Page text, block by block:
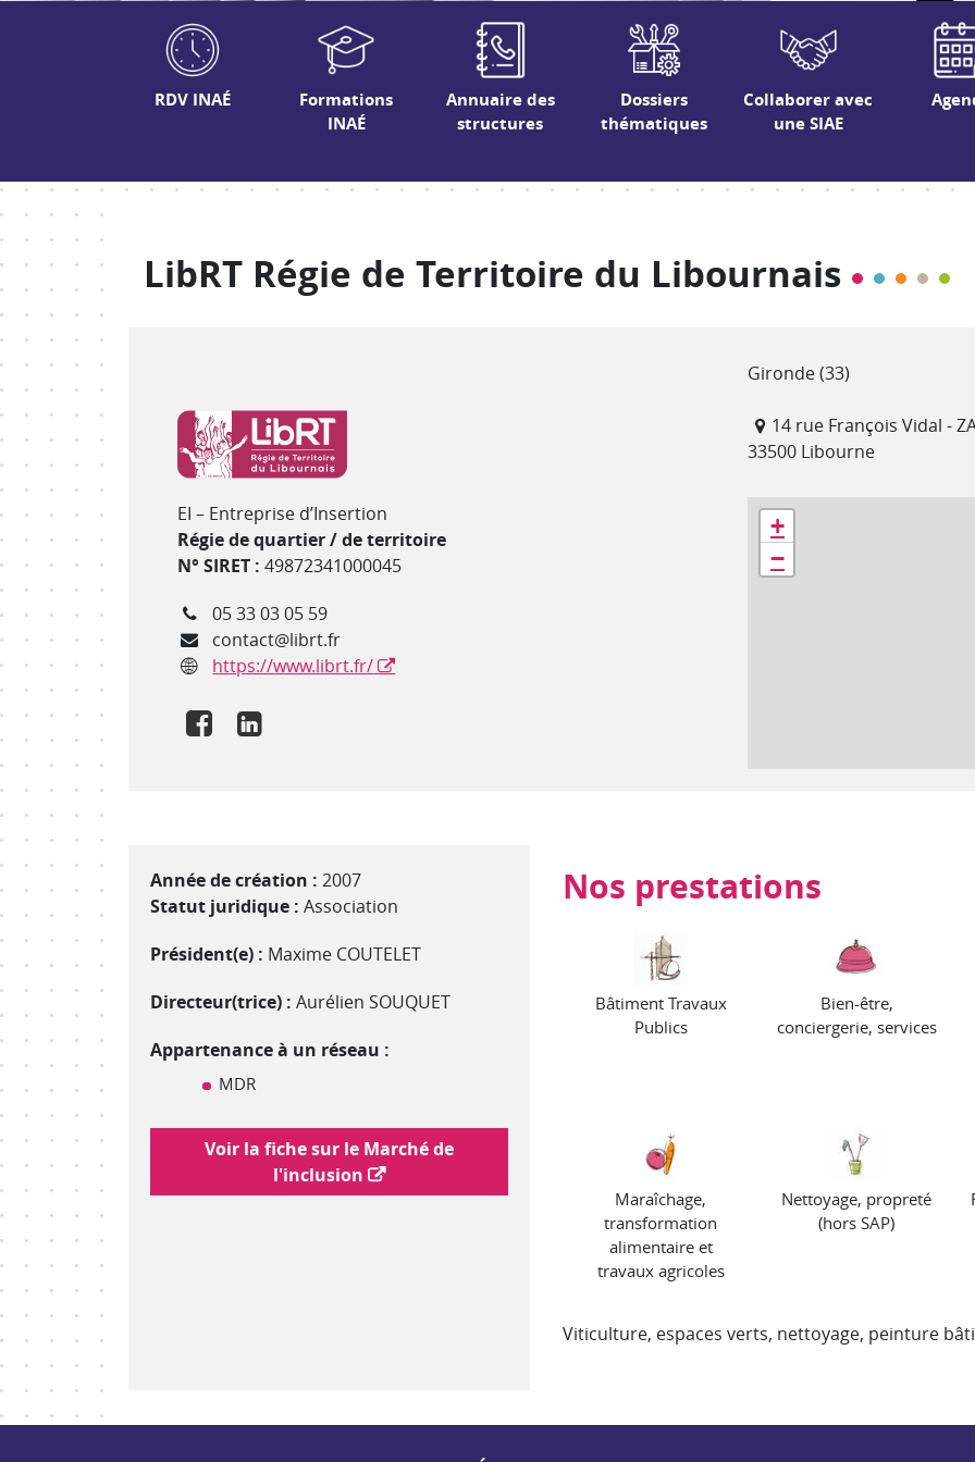
RDV INAÉ
Formations
INAÉ
Annuaire des
structures
Dossiers
thématiques
Collaborer avec
une SIAE
LibRT Régie de Territoire du Libournais
Type de structure
EI – Entreprise d’Insertion
Régie de quartier / de territoire
N° SIRET : 49872341000045
Téléphone
05 33 03 05 59
Courrielcontact@librt.fr
Site internet
https://www.librt.fr/
Lien FacebookLien Linkedin
Département(s)
Gironde (33)
14 rue François Vidal -
33500 Libourne
Géolocalisation
+
−
Année de création : 2007
Statut juridique : Association
Président(e) : Maxime COUTELET
Directeur(trice) : Aurélien SOUQUET
Appartenance à un réseau :
MDR
Lien vers le marché de l'inclusion
Voir la fiche sur le Marché de
l'inclusion
Nos prestations
Bâtiment Travaux
Publics
Bien-être,
conciergerie, services
Maraîchage,
transformation
alimentaire et
travaux agricoles
Nettoyage, propreté
(hors SAP)
Viticulture, espaces verts, nettoyage, peinture